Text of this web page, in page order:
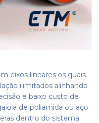
eixos lineares os quais
ilimitados alinhando
e baixo custo de
de poliamida ou aço
dentro do sistema